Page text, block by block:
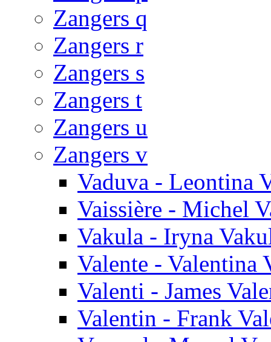
Zangers q
Zangers r
Zangers s
Zangers t
Zangers u
Zangers v
Vaduva - Leontina
Vaissière - Michel
Vakula - Iryna
Valente - Valentina
Valenti - James
Valentin - Frank